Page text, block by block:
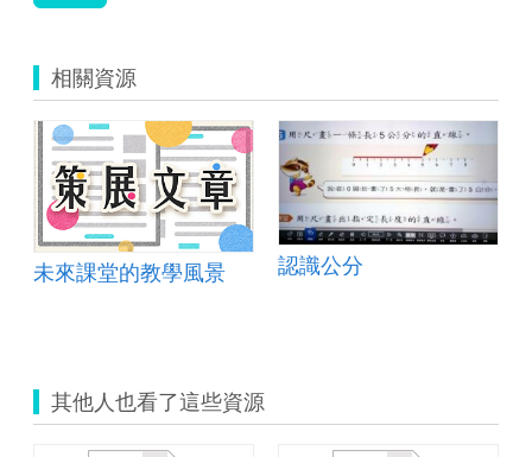
相關資源
未來課堂的教學風景 認識公分
其他人也看了這些資源